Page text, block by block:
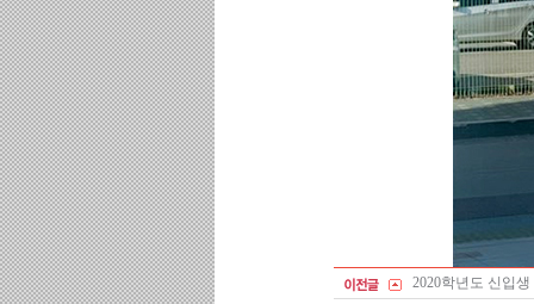
2020학년도 신입생